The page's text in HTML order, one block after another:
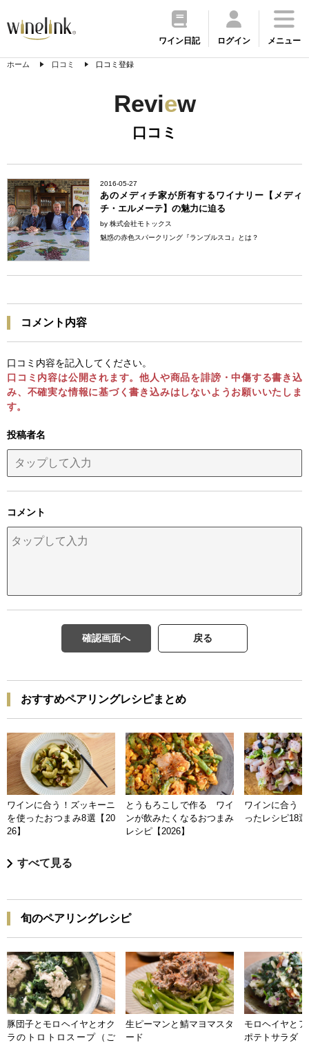
ワイン日記 ログイン メニュー
ホーム 口コミ 口コミ登録
Review
口コミ
2016-05-27
あのメディチ家が所有するワイナリー【メディ
チ・エルメーテ】の魅力に迫る
by 株式会社モトックス
魅惑の赤色スパークリング『ランブルスコ』とは？
コメント内容
口コミ内容を記入してください。
口コミ内容は公開されます。他人や商品を誹謗・中傷する書き込
み、不確実な情報に基づく書き込みはしないようお願いいたしま
す。
投稿者名
コメント
確認画面へ 戻る
おすすめペアリングレシピまとめ
ワインに合う！ズッキーニ
を使ったおつまみ8選【20
26】
とうもろこしで作る ワイ
ンが飲みたくなるおつまみ
レシピ【2026】
ワインに合う
ったレシピ18
すべて見る
旬のペアリングレシピ
豚団子とモロヘイヤとオク
ラのトロトロスープ（ご
生ピーマンと鯖マヨマスタ
ード
モロヘイヤと
ポテトサラダ